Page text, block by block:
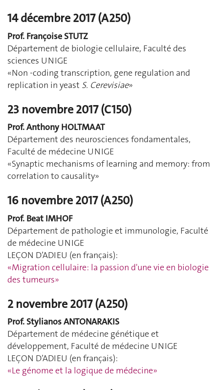
14 décembre 2017 (A250)
Prof. Françoise STUTZ
Département de biologie cellulaire, Faculté des
sciences UNIGE
«Non -coding transcription, gene regulation and
replication in yeast S. Cerevisiae»
23 novembre 2017 (C150)
Prof. Anthony HOLTMAAT
Département des neurosciences fondamentales,
Faculté de médecine UNIGE
«Synaptic mechanisms of learning and memory: from
correlation to causality»
16 novembre 2017 (A250)
Prof. Beat IMHOF
Département de pathologie et immunologie, Faculté
de médecine UNIGE
LEÇON D’ADIEU (en français):
«Migration cellulaire: la passion d'une vie en biologie
des tumeurs»
2 novembre 2017 (A250)
Prof. Stylianos ANTONARAKIS
Département de médecine génétique et
développement, Faculté de médecine UNIGE
LEÇON D’ADIEU (en français):
«Le génome et la logique de médecine»